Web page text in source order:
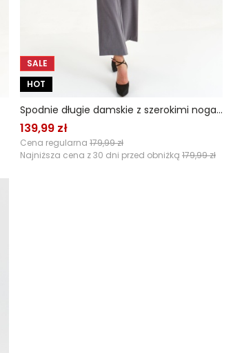
SALE
HOT
Spodnie długie damskie z szerokimi nogawkami
139,99 zł
Cena regularna 179,99 zł
Najniższa cena z 30 dni przed obniżką 179,99 zł